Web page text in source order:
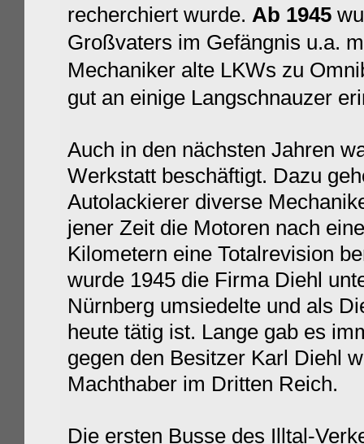
recherchiert wurde. Ab 1945
Großvaters im Gefängnis u.a.
Mechaniker alte LKWs zu
gut an einige Langschnauzer
Auch in den nächsten Jahren
Werkstatt beschäftigt. Dazu
Autolackierer diverse
jener Zeit die Motoren nach
Kilometern eine Totalrevision
wurde 1945 die Firma Diehl
Nürnberg umsiedelte und als
heute tätig ist. Lange gab es
gegen den Besitzer Karl Diehl
Machthaber im Dritten Reich.
Die ersten Busse des Illtal-